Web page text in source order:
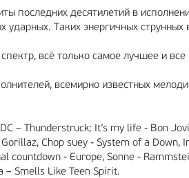
последних десятилетий в
Таких энергичных
всё только самое лучшее и
всемирно известных
– Thunderstruck; It’s my life - Bon
Chop suey - System of a
countdown - Europe, Sonne -
– Smells Like Teen Spirit.